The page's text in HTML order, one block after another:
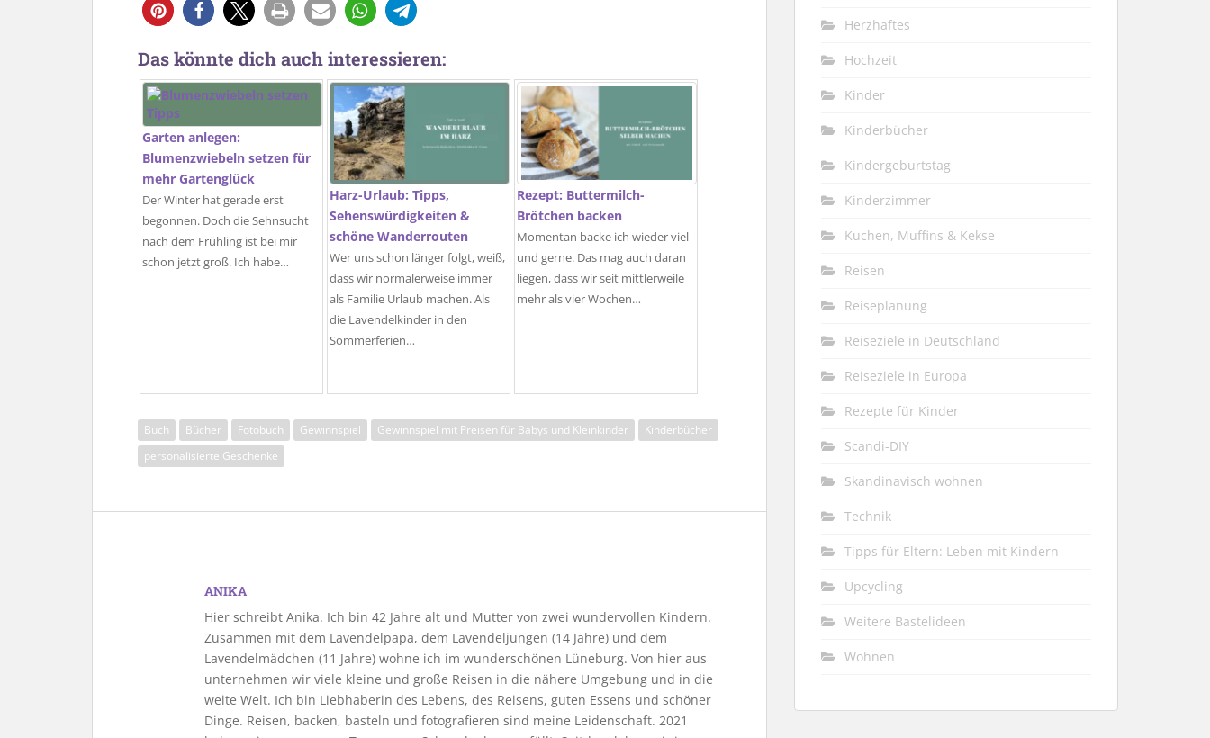
Das könnte dich auch interessieren:
Garten anlegen:
Blumenzwiebeln setzen für
mehr Gartenglück
Der Winter hat gerade erst
begonnen. Doch die Sehnsucht
nach dem Frühling ist bei mir
schon jetzt groß. Ich habe…
Harz-Urlaub: Tipps,
Sehenswürdigkeiten &
schöne Wanderrouten
Wer uns schon länger folgt, weiß,
dass wir normalerweise immer
als Familie Urlaub machen. Als
die Lavendelkinder in den
Sommerferien…
Rezept: Buttermilch-
Brötchen backen
Momentan backe ich wieder viel
und gerne. Das mag auch daran
liegen, dass wir seit mittlerweile
mehr als vier Wochen…
Buch Bücher Fotobuch Gewinnspiel Gewinnspiel mit Preisen für Babys und Kleinkinder
Kinderbücher
personalisierte Geschenke
ANIKA
Hier schreibt Anika. Ich bin 42 Jahre alt und Mutter von zwei wundervollen Kindern.
Zusammen mit dem Lavendelpapa, dem Lavendeljungen (14 Jahre) und dem
Lavendelmädchen (11 Jahre) wohne ich im wunderschönen Lüneburg. Von hier aus
unternehmen wir viele kleine und große Reisen in die nähere Umgebung und in die
weite Welt. Ich bin Liebhaberin des Lebens, des Reisens, guten Essens und schöner
Dinge. Reisen, backen, basteln und fotografieren sind meine Leidenschaft. 2021
Herzhaftes
Hochzeit
Kinder
Kinderbücher
Kindergeburtstag
Kinderzimmer
Kuchen, Muffins & Kekse
Reisen
Reiseplanung
Reiseziele in Deutschland
Reiseziele in Europa
Rezepte für Kinder
Scandi-DIY
Skandinavisch wohnen
Technik
Tipps für Eltern: Leben mit Kindern
Upcycling
Weitere Bastelideen
Wohnen